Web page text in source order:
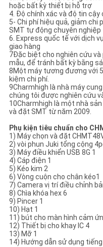
hoặc bất kỳ thiết bị hỗ trợ
4. Độ chính xác và độ tin
5- Chi phí hiệu quả, giảm
SMT tự động chuyên nghiệp
6. Express quốc tế với dịch
giao hàng
7Đặc biệt cho nghiên cứu
mẫu, để tránh bất kỳ bằng
8Một máy tương đương với
kiệm chi phí.
9Charmhigh là nhà máy
chúng tôi được nghiên cứu
10Charmhigh là một nhà
và đặt SMT từ năm 2009.
Phụ kiện tiêu chuẩn cho
1) Máy chọn và đặt
2) vòi phun Juki tổng cộng
3) Máy điều khiển USB 8G 1
4) Cáp điện 1
5) Kéo kim 2
6) Vòng cuộn cho chân kéo1
7) Camera vị trí điều chỉnh
8) Chìa khóa hex 6
9) Pincer 1
10) Hạt 1
11) bút cho màn hình cảm
12) Thiết bị cho khay IC 4
13) Mỡ 1
14) Hướng dẫn sử dụng tiếng